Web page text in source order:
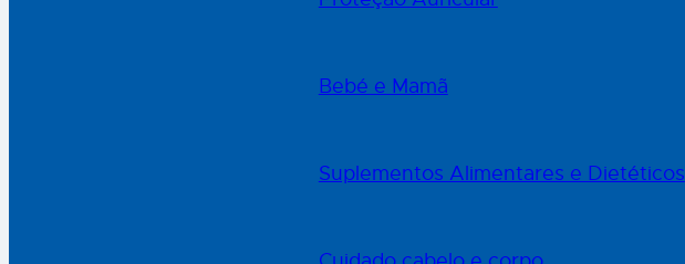
Bebé e Mamã
Suplementos Alimentares e Dietéticos